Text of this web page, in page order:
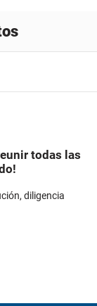
todas las
diligencia